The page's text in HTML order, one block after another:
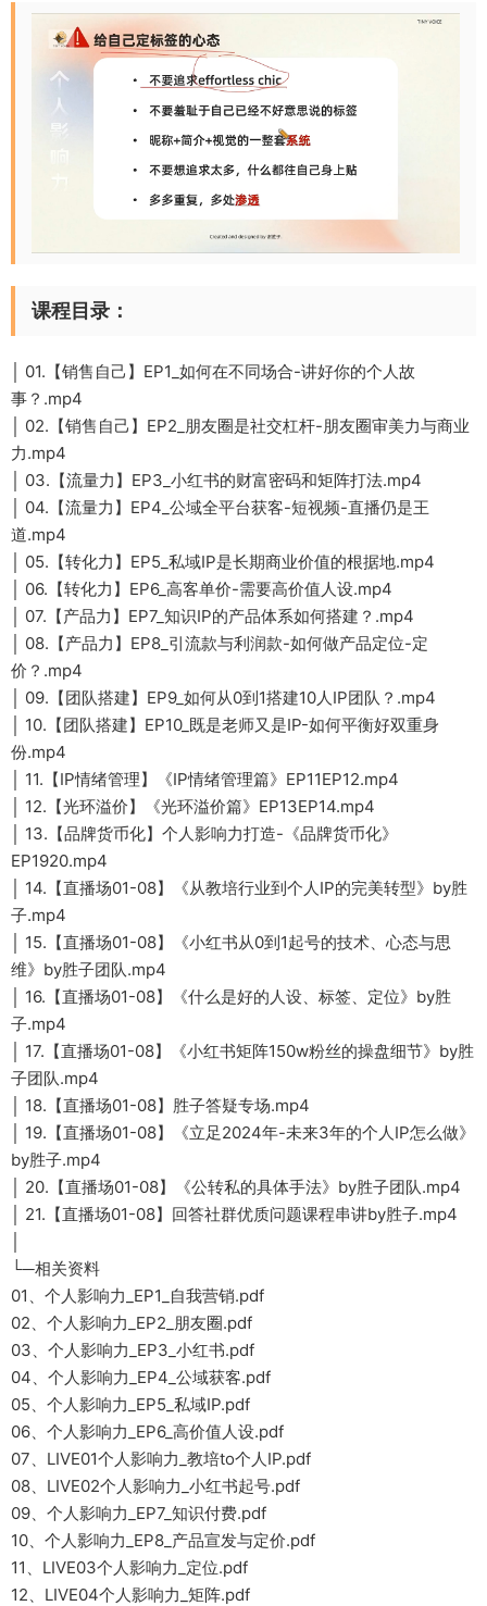
课程目录：
│ 01.【销售自己】EP1_如何在不同场合-讲好你的个人故
事？.mp4
│ 02.【销售自己】EP2_朋友圈是社交杠杆-朋友圈审美力与商业
力.mp4
│ 03.【流量力】EP3_小红书的财富密码和矩阵打法.mp4
│ 04.【流量力】EP4_公域全平台获客-短视频-直播仍是王
道.mp4
│ 05.【转化力】EP5_私域IP是长期商业价值的根据地.mp4
│ 06.【转化力】EP6_高客单价-需要高价值人设.mp4
│ 07.【产品力】EP7_知识IP的产品体系如何搭建？.mp4
│ 08.【产品力】EP8_引流款与利润款-如何做产品定位-定
价？.mp4
│ 09.【团队搭建】EP9_如何从0到1搭建10人IP团队？.mp4
│ 10.【团队搭建】EP10_既是老师又是IP-如何平衡好双重身
份.mp4
│ 11.【IP情绪管理】《IP情绪管理篇》EP11EP12.mp4
│ 12.【光环溢价】《光环溢价篇》EP13EP14.mp4
│ 13.【品牌货币化】个人影响力打造-《品牌货币化》
EP1920.mp4
│ 14.【直播场01-08】《从教培行业到个人IP的完美转型》by胜
子.mp4
│ 15.【直播场01-08】《小红书从0到1起号的技术、心态与思
维》by胜子团队.mp4
│ 16.【直播场01-08】《什么是好的人设、标签、定位》by胜
子.mp4
│ 17.【直播场01-08】《小红书矩阵150w粉丝的操盘细节》by胜
子团队.mp4
│ 18.【直播场01-08】胜子答疑专场.mp4
│ 19.【直播场01-08】《立足2024年-未来3年的个人IP怎么做》
by胜子.mp4
│ 20.【直播场01-08】《公转私的具体手法》by胜子团队.mp4
│ 21.【直播场01-08】回答社群优质问题课程串讲by胜子.mp4
└─相关资料
01、个人影响力_EP1_自我营销.pdf
02、个人影响力_EP2_朋友圈.pdf
03、个人影响力_EP3_小红书.pdf
04、个人影响力_EP4_公域获客.pdf
05、个人影响力_EP5_私域IP.pdf
06、个人影响力_EP6_高价值人设.pdf
07、LIVE01个人影响力_教培to个人IP.pdf
08、LIVE02个人影响力_小红书起号.pdf
09、个人影响力_EP7_知识付费.pdf
10、个人影响力_EP8_产品宣发与定价.pdf
11、LIVE03个人影响力_定位.pdf
12、LIVE04个人影响力_矩阵.pdf